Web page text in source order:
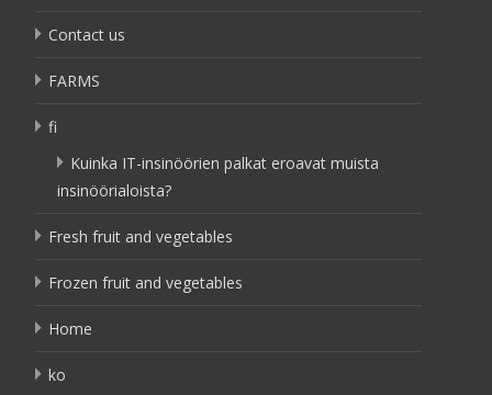
Contact us
FARMS
fi
Kuinka IT-insinöörien palkat eroavat muista
insinöörialoista?
Fresh fruit and vegetables
Frozen fruit and vegetables
Home
ko